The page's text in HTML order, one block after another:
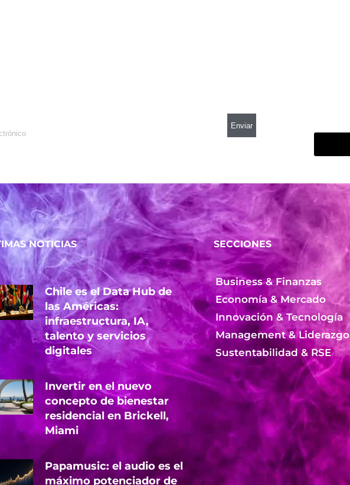
NOTICIAS
Chile es el Data Hub de
las Américas:
infraestructura, IA,
talento y servicios
digitales
Invertir en el nuevo
concepto de bienestar
residencial en Brickell,
Miami
Papamusic: el audio es el
máximo potenciador de
SECCIONES
Business & Finanzas
Economía & Mercado
Innovación & Tecnología
Management & Liderazgo
Sustentabilidad & RSE